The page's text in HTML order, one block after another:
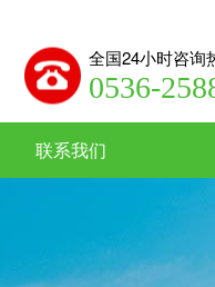
全国24小时咨询
0536-
联系我们